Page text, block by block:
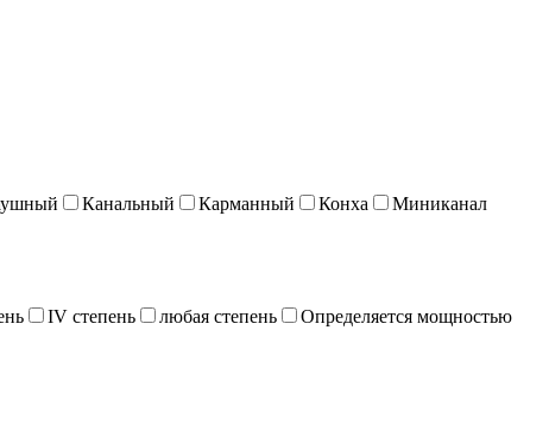
Канальный Карманный Конха
Миниканал
IV степень любая степень
Определяется мощностью